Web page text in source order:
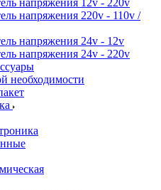
напряжения 12v - 220v
напряжения 220v - 110v /
напряжения 24v - 12v
напряжения 24v - 220v
необходимости